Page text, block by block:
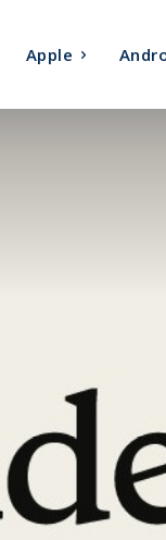
Apple